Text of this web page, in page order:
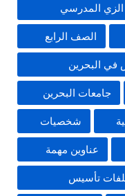
الزي المدرسي
الصف الرابع
في البحرين
جامعات البحرين
شخصيات
عناوين مهمة
تأسيس